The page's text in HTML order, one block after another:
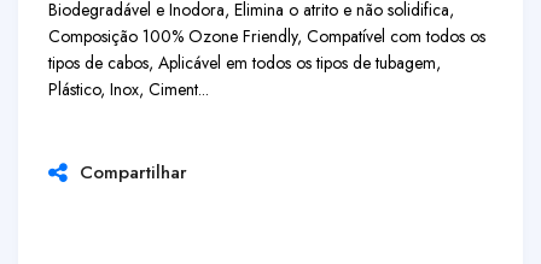
Biodegradável e Inodora, Elimina o atrito e não solidifica,
Composição 100% Ozone Friendly, Compatível com todos os
tipos de cabos, Aplicável em todos os tipos de tubagem,
Plástico, Inox, Ciment...
Compartilhar